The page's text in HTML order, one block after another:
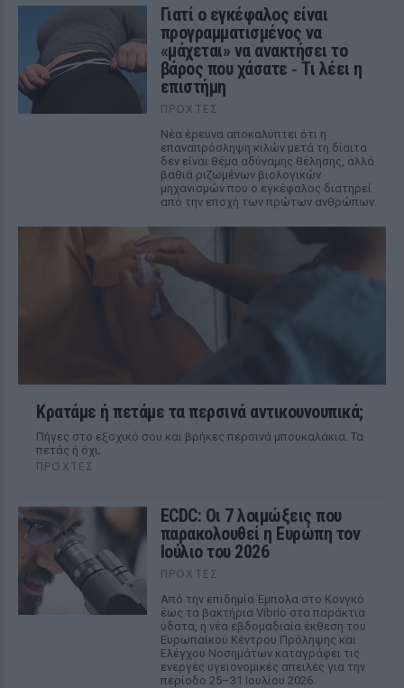
Γιατί ο εγκέφαλος είναι
προγραμματισμένος να
«μάχεται» να ανακτήσει το
βάρος που χάσατε ‑ Τι λέει η
επιστήμη
ΠΡΟΧΤΈΣ
Νέα έρευνα αποκαλύπτει ότι η
επαναπρόσληψη κιλών μετά τη δίαιτα
δεν είναι θέμα αδύναμης θέλησης, αλλά
βαθιά ριζωμένων βιολογικών
μηχανισμών που ο εγκέφαλος διατηρεί
από την εποχή των πρώτων ανθρώπων.
Κρατάμε ή πετάμε τα περσινά αντικουνουπικά;
Πήγες στο εξοχικό σου και βρήκες περσινά μπουκαλάκια. Τα
πετάς ή όχι;
ΠΡΟΧΤΈΣ
ECDC: Οι 7 λοιμώξεις που
παρακολουθεί η Ευρώπη τον
Ιούλιο του 2026
ΠΡΟΧΤΈΣ
Από την επιδημία Έμπολα στο Κονγκό
έως τα βακτήρια Vibrio στα παράκτια
ύδατα, η νέα εβδομαδιαία έκθεση του
Ευρωπαϊκού Κέντρου Πρόληψης και
Ελέγχου Νοσημάτων καταγράφει τις
ενεργές υγειονομικές απειλές για την
περίοδο 25–31 Ιουλίου 2026.